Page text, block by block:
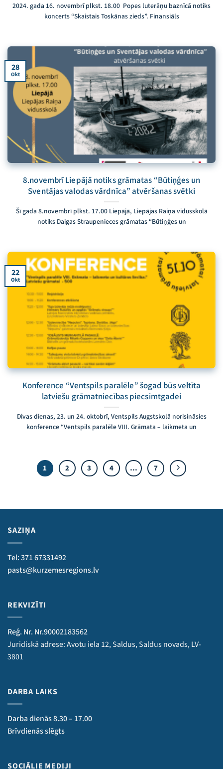
2024. gada 16. novembrī plkst. 18.00 Popes luterāņu baznīcā notiks
koncerts “Skaistais Toskānas zieds”. Finansiāls
8.novembrī Liepājā notiks grāmatas “Būtiņģes un
Sventājas valodas vārdnīca” atvēršanas svētki
Šī gada 8.novembrī plkst. 17.00 Liepājā, Liepājas Raiņa vidusskolā
notiks Daigas Straupenieces grāmatas “Būtiņģes un
28
Okt
Konference “Ventspils paralēle” šogad būs veltīta
latviešu grāmatniecības piecsimtgadei
Divas dienas, 23. un 24. oktobrī, Ventspils Augstskolā norisināsies
konference “Ventspils paralēle VIII. Grāmata – laikmeta un
22
Okt
1 2 3 4 … 7
SAZIŅA
Tel: 371 67331492
pasts@kurzemesregions.lv
REKVIZĪTI
Reģ. Nr. Nr.90002183562
Juridiskā adrese: Avotu iela 12, Saldus, Saldus novads, LV-
3801
DARBA LAIKS
Darba dienās 8.30 – 17.00
Brīvdienās slēgts
SOCIĀLIE MEDIJI